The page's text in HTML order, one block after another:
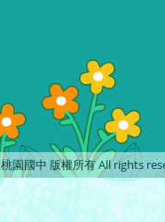
園國中 版權所有 All rights